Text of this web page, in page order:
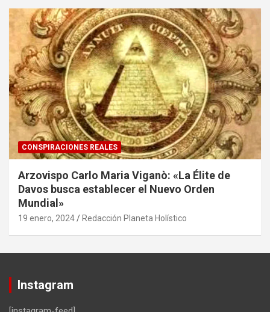
CONSPIRACIONES REALES
Arzovispo Carlo Maria Viganò: «La Élite de
Davos busca establecer el Nuevo Orden
Mundial»
19 enero, 2024 Redacción Planeta Holístico
Instagram